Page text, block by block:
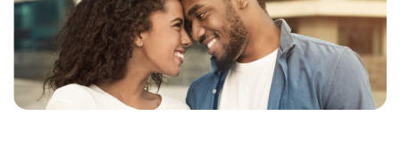
Ayuda
Cursos